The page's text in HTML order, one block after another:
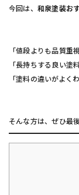
今回は、 和泉塗装お
「値段よりも品質重
「長持ちする良い塗
「塗料の違いがよく
そんな方は、ぜひ最